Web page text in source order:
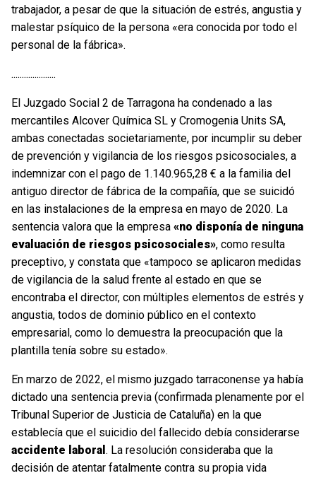
trabajador, a pesar de que la situación de estrés, angustia y
malestar psíquico de la persona «era conocida por todo el
personal de la fábrica».
.....................
El Juzgado Social 2 de Tarragona ha condenado a las
mercantiles Alcover Química SL y Cromogenia Units SA,
ambas conectadas societariamente, por incumplir su deber
de prevención y vigilancia de los riesgos psicosociales, a
indemnizar con el pago de 1.140.965,28 € a la familia del
antiguo director de fábrica de la compañía, que se suicidó
en las instalaciones de la empresa en mayo de 2020. La
sentencia valora que la empresa «no disponía de ninguna
evaluación de riesgos psicosociales», como resulta
preceptivo, y constata que «tampoco se aplicaron medidas
de vigilancia de la salud frente al estado en que se
encontraba el director, con múltiples elementos de estrés y
angustia, todos de dominio público en el contexto
empresarial, como lo demuestra la preocupación que la
plantilla tenía sobre su estado».
En marzo de 2022, el mismo juzgado tarraconense ya había
dictado una sentencia previa (confirmada plenamente por el
Tribunal Superior de Justicia de Cataluña) en la que
establecía que el suicidio del fallecido debía considerarse
accidente laboral . La resolución consideraba que la
decisión de atentar fatalmente contra su propia vida